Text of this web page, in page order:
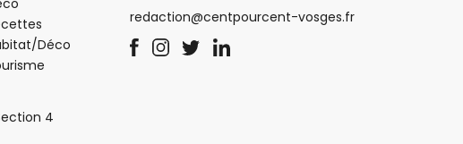
Déco
redaction@centpourcent-vosges.fr
4